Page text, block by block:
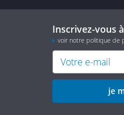
Inscrivez-vous
voir notre politique de
je